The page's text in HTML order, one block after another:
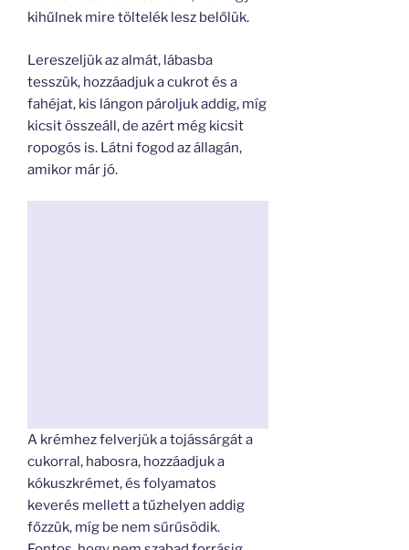
kihűlnek mire töltelék lesz belőlük.
Lereszeljük az almát, lábasba
tesszük, hozzáadjuk a cukrot és a
fahéjat, kis lángon pároljuk addig, míg
kicsit összeáll, de azért még kicsit
ropogós is. Látni fogod az állagán,
amikor már jó.
A krémhez felverjük a tojássárgát a
cukorral, habosra, hozzáadjuk a
kókuszkrémet, és folyamatos
keverés mellett a tűzhelyen addig
főzzük, míg be nem sűrűsödik.